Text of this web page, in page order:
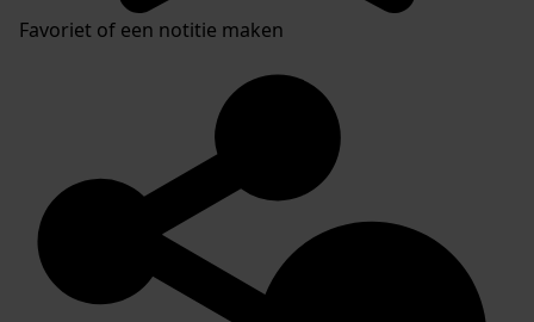
Favoriet of een notitie maken